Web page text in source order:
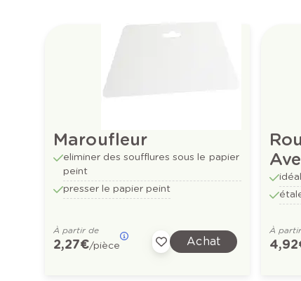
Maroufleur
eliminer des soufflures sous le papier
peint
presser le papier peint
À partir de
2,27 €/pièce Achat
À
4,92